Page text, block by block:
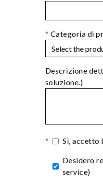
* Categoria di
Descrizione
soluzione.)
* Sì, accetto
Desidero
service)